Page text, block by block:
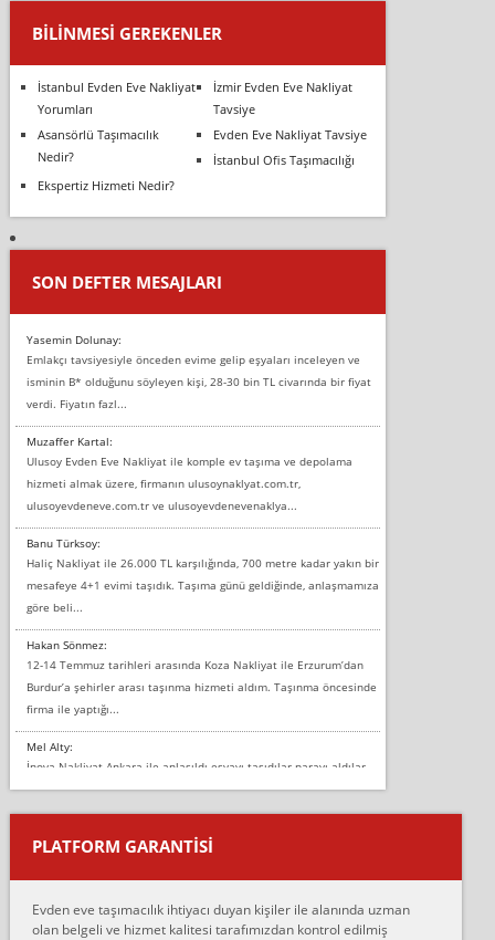
BILINMESI GEREKENLER
İstanbul Evden Eve Nakliyat
Yorumları
İzmir Evden Eve Nakliyat
Tavsiye
Asansörlü Taşımacılık
Nedir?
Evden Eve Nakliyat Tavsiye
İstanbul Ofis Taşımacılığı
Ekspertiz Hizmeti Nedir?
SON DEFTER MESAJLARI
Yasemin Dolunay:
Emlakçı tavsiyesiyle önceden evime gelip eşyaları inceleyen ve
isminin B* olduğunu söyleyen kişi, 28-30 bin TL civarında bir fiyat
verdi. Fiyatın fazl...
Muzaffer Kartal:
Ulusoy Evden Eve Nakliyat ile komple ev taşıma ve depolama
hizmeti almak üzere, firmanın ulusoynaklyat.com.tr,
ulusoyevdeneve.com.tr ve ulusoyevdenevenaklya...
Banu Türksoy:
Haliç Nakliyat ile 26.000 TL karşılığında, 700 metre kadar yakın bir
mesafeye 4+1 evimi taşıdık. Taşıma günü geldiğinde, anlaşmamıza
göre beli...
Hakan Sönmez:
12-14 Temmuz tarihleri arasında Koza Nakliyat ile Erzurum’dan
Burdur’a şehirler arası taşınma hizmeti aldım. Taşınma öncesinde
firma ile yaptığı...
Mel Alty:
İnova Nakliyat Ankara ile anlaşıldı eşyayı taşıdılar parayı aldılar.
Salon duvarına bir baktım birisi boydan alüminyum renkli bantı
yapıştırm...
Murat:
çalıştıklarını, müş...
PLATFORM GARANTİSİ
Evden eve taşımacılık ihtiyacı duyan kişiler ile alanında uzman
olan belgeli ve hizmet kalitesi tarafımızdan kontrol edilmiş